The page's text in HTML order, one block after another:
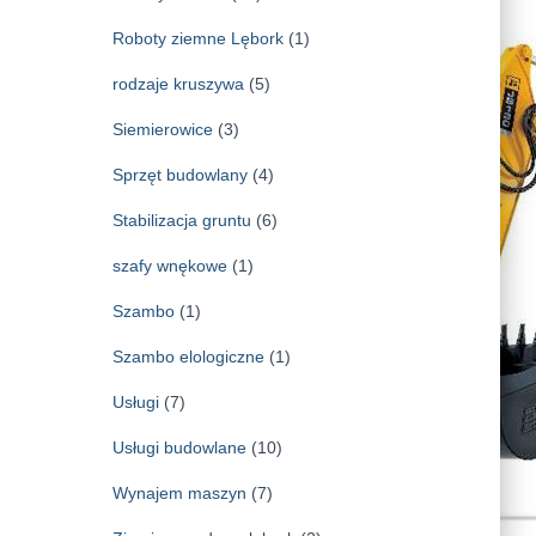
Roboty ziemne Lębork(1)
rodzaje kruszywa (5)
Siemierowice(3)
Sprzęt budowlany(4)
Stabilizacja gruntu (6)
szafy wnękowe(1)
Szambo(1)
Szambo elologiczne(1)
Usługi(7)
Usługi budowlane(10)
Wynajem maszyn (7)